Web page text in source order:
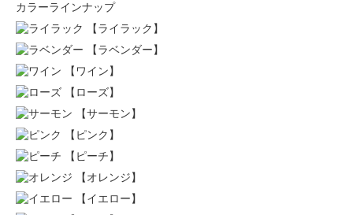
カラーラインナップ
【ライラック】
【ラベンダー】
【ワイン】
【ローズ】
【サーモン】
【ピンク】
【ピーチ】
【オレンジ】
【イエロー】